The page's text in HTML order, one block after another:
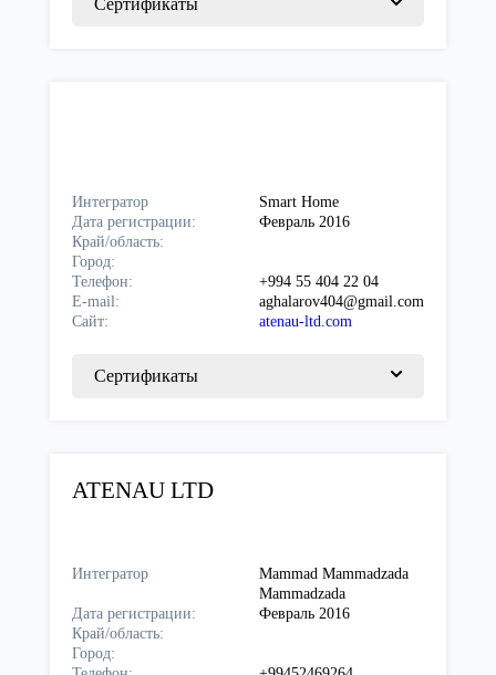
Сертификаты
Интегратор
Smart Home
Дата регистрации:
Февраль 2016
Край/область:
Город:
Телефон:
+994 55 404 22 04
E-mail:
aghalarov404@gmail.com
Сайт:
atenau-ltd.com
Сертификаты
ATENAU LTD
Интегратор
Mammad Mammadzada
Mammadzada
Дата регистрации:
Февраль 2016
Край/область:
Город: